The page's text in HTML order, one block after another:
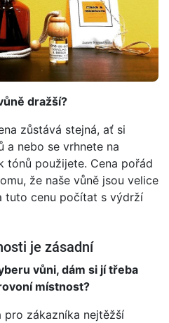
dražší?
zůstává stejná, ať si
a nebo se vrhnete na
tónů použijete. Cena pořád
že naše vůně jsou velice
tuto cenu počítat s výdrží
je zásadní
vůni, dám si jí třeba
místnost?
pro zákazníka nejtěžší